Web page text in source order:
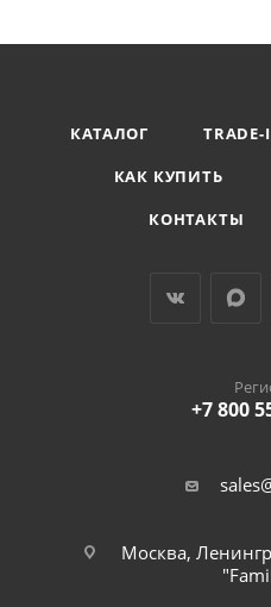
КАТАЛОГ TRADE-
КАК КУПИТЬ
КОНТАКТЫ
+7 800
Москва,